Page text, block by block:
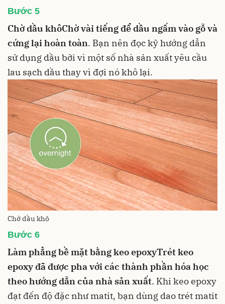
Bước 5
Chờ dầu khôChờ vài tiếng để dầu ngấm vào gỗ và
cứng lại hoàn toàn. Bạn nên đọc kỹ hướng dẫn
sử dụng dầu bởi vì một số nhà sản xuất yêu cầu
lau sạch dầu thay vì đợi nó khô lại.
Chờ dầu khô
Bước 6
Làm phẳng bề mặt bằng keo epoxyTrét keo
epoxy đã được pha với các thành phần hóa học
theo hướng dẫn của nhà sản xuất. Khi keo epoxy
đạt đến độ đặc như matit, bạn dùng dao trét matit